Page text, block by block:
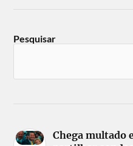
Pesquisar
Chega multado